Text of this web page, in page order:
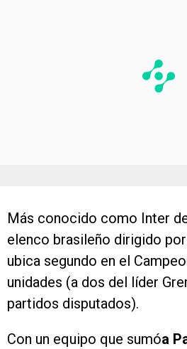
Más conocido como Inter
elenco brasileño dirigido
ubica segundo en el
unidades (a dos del líder
partidos disputados).
Con un equipo que sumóa